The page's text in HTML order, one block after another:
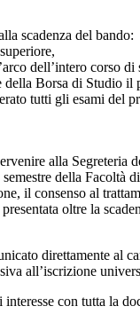
scadenza del bando:
dell’intero corso di
Borsa di Studio
tutti gli esami del
alla
della Facoltà
il consenso al
oltre la
direttamente al
all’iscrizione
con tutta la